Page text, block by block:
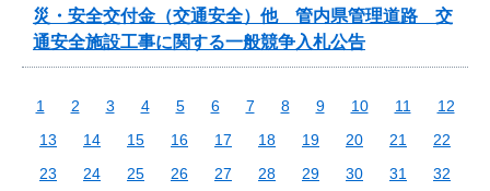
災・安全交付金（交通安全）他 管内県管理道路 交
通安全施設工事に関する一般競争入札公告
1 2 3 4 5 6 7 8 9 10 11
12
13
14 15 16 17 18 19 20 21
22
23
24 25 26 27 28 29 30 31
32